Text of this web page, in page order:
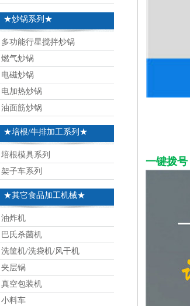
★炒锅系列★
多功能行星搅拌炒锅
燃气炒锅
电磁炒锅
电加热炒锅
油面筋炒锅
★培根/牛排加工系列★
培根模具系列
架子车系列
★其它食品加工机械★
油炸机
巴氏杀菌机
洗筐机/洗袋机/风干机
夹层锅
真空包装机
小料车
一键拨号